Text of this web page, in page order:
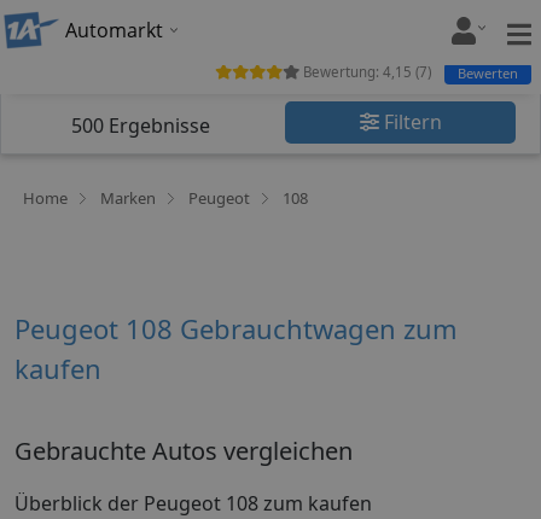
Automarkt
500 Ergebnisse Filtern
Home Marken Peugeot 108
Bewertung: 4,15 (7) Bewerten
Peugeot 108 Gebrauchtwagen zum
kaufen
Gebrauchte Autos vergleichen
Überblick der Peugeot 108 zum kaufen